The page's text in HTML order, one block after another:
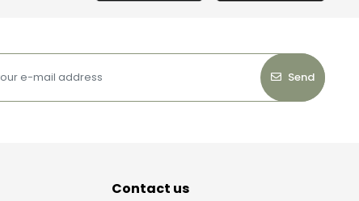
Send
Contact us